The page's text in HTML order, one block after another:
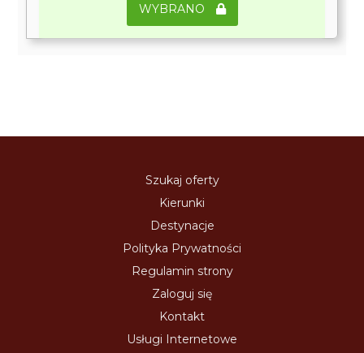
WYBRANO
Szukaj oferty
Kierunki
Destynacje
Polityka Prywatności
Regulamin strony
Zaloguj się
Kontakt
Usługi Internetowe